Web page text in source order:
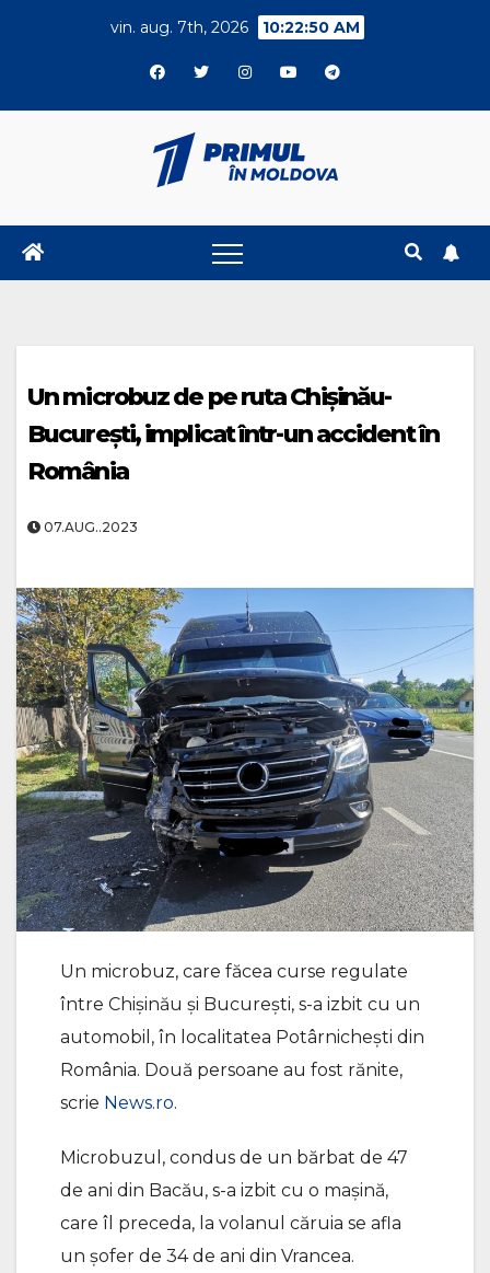
vin. aug. 7th, 2026 10:22:50 AM
Un microbuz de pe ruta Chișinău-
București, implicat într-un accident în
România
07.AUG..2023
Un microbuz, care făcea curse regulate
între Chişinău şi Bucureşti, s-a izbit cu un
automobil, în localitatea Potârnicheşti din
România. Două persoane au fost rănite,
scrie News.ro.
Microbuzul, condus de un bărbat de 47
de ani din Bacău, s-a izbit cu o mașină,
care îl preceda, la volanul căruia se afla
un șofer de 34 de ani din Vrancea.